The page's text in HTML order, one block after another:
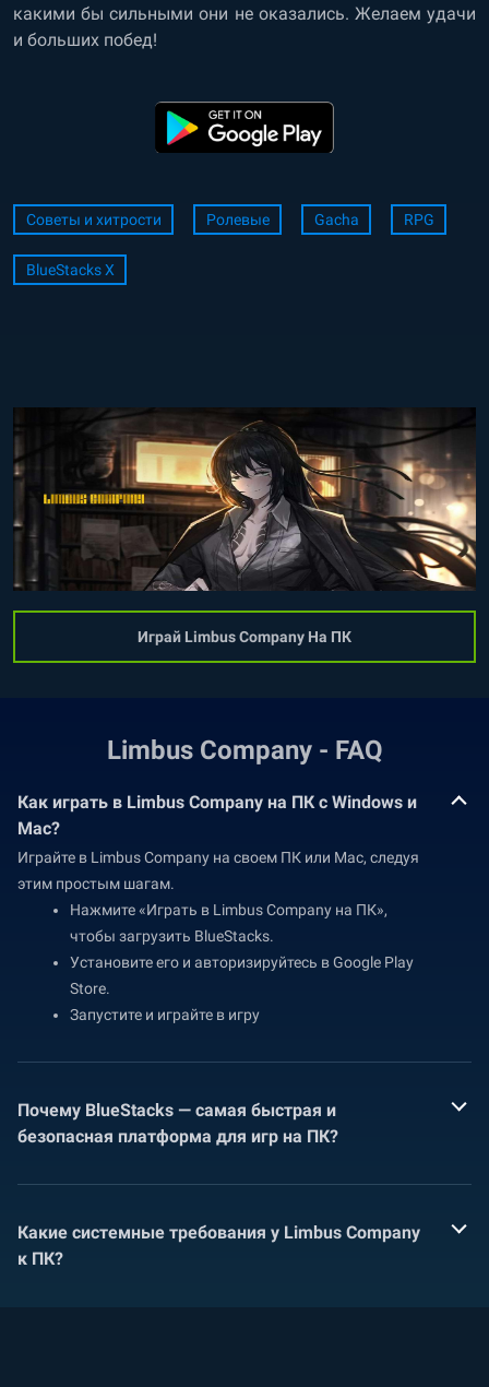
какими бы сильными они не оказались. Желаем удачи
и больших побед!
Советы и хитрости Ролевые Gacha RPG
BlueStacks X
Играй Limbus Company На ПК
Limbus Company - FAQ
Как играть в Limbus Company на ПК с Windows и
Mac?
Играйте в Limbus Company на своем ПК или Mac, следуя
этим простым шагам.
Нажмите «Играть в Limbus Company на ПК»,
чтобы загрузить BlueStacks.
Установите его и авторизируйтесь в Google Play
Store.
Запустите и играйте в игру
Почему BlueStacks — самая быстрая и
безопасная платформа для игр на ПК?
Какие системные требования у Limbus Company
к ПК?